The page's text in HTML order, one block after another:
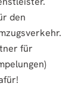
den
für